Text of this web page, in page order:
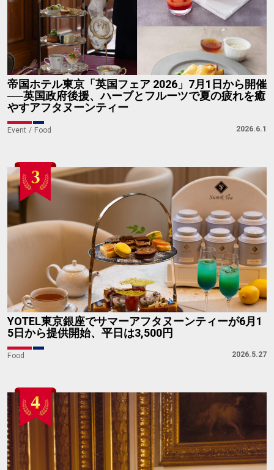
帝国ホテル東京「英国フェア 2026」7月1日から開催
──英国政府後援、ハーブとフルーツで夏の疲れを癒
やすアフタヌーンティー
Event Food 2026.6.1
YOTEL東京銀座でサマーアフタヌーンティーが6月1
5日から提供開始、平日は3,500円
Food 2026.5.27